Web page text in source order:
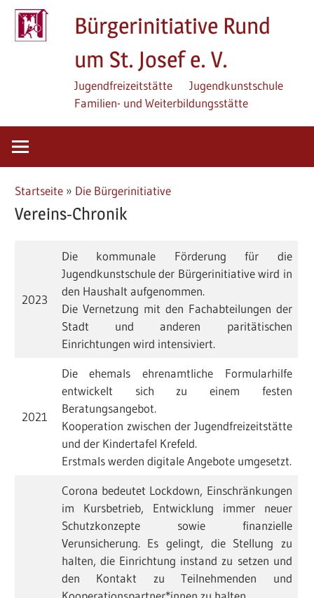
Zum
Inhalt
springen
Bürgerinitiative Rund
um St. Josef e. V.
Jugendfreizeitstätte
Jugendkunstschule
Familien- und Weiterbildungsstätte
Startseite » Die Bürgerinitiative
Vereins-Chronik
2023
Die kommunale Förderung für die
Jugendkunstschule der Bürgerinitiative wird in
den Haushalt aufgenommen.
Die Vernetzung mit den Fachabteilungen der
Stadt und anderen paritätischen
Einrichtungen wird intensiviert.
2021
Die ehemals ehrenamtliche Formularhilfe
entwickelt sich zu einem festen
Beratungsangebot.
Kooperation zwischen der Jugendfreizeitstätte
und der Kindertafel Krefeld.
Erstmals werden digitale Angebote umgesetzt.
Corona bedeutet Lockdown, Einschränkungen
im Kursbetrieb, Entwicklung immer neuer
Schutzkonzepte sowie finanzielle
Verunsicherung. Es gelingt, die Stellung zu
halten, die Einrichtung instand zu setzen und
den Kontakt zu Teilnehmenden und